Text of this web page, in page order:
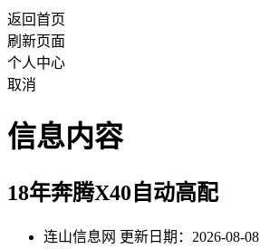
返回首页
刷新页面
个人中心
取消
信息内容
18年奔腾X40自动高配
连山信息网 更新日期：2026-08-08